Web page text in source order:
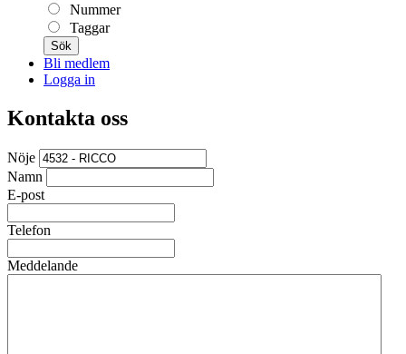
Nummer
Taggar
Sök
Bli medlem
Logga in
Kontakta oss
Nöje
Namn
E-post
Telefon
Meddelande